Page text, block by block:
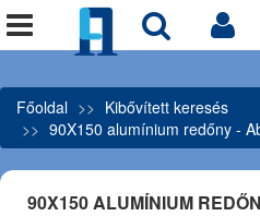
Főoldal
Kibővített keresés
90X150 alumínium redőny -
90X150 ALUMÍNIUM